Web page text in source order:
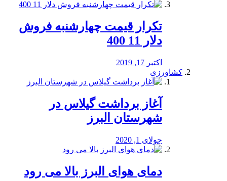
تکرار قیمت چهارشنبه فروش
دلار 11 400
اکتبر 17, 2019
کشاورزی
آغاز برداشت گیلاس در
شهرستان البرز
جولای 1, 2020
دمای هوای البرز بالا می رود